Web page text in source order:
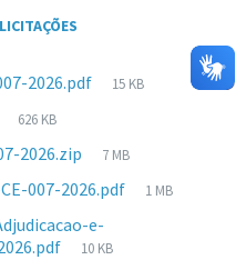
LICITAÇÕES
2026.pdf
Tamanho
15 KB
Tamanho
arquivo:
626 KB
2026.zip
Tamanho
arquivo:
7 MB
007-2026.pdf
Tamanho
1 MB
e-
Tamanho
10 KB